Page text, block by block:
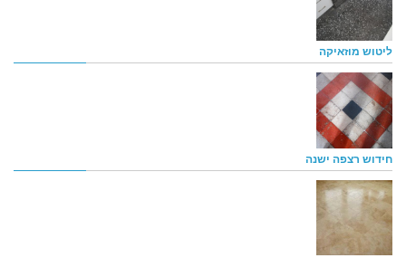
ליטוש מוזאיקה
חידוש רצפה ישנה